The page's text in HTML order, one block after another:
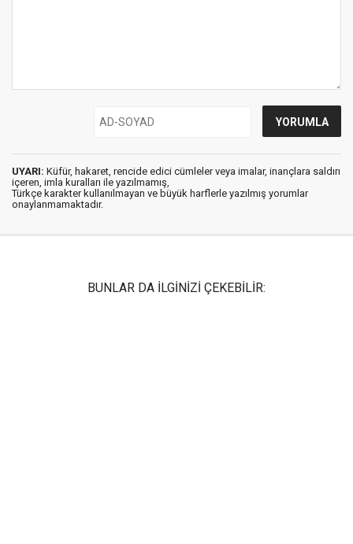
UYARI: Küfür, hakaret, rencide edici cümleler veya imalar, inançlara saldırı
içeren, imla kuralları ile yazılmamış,
Türkçe karakter kullanılmayan ve büyük harflerle yazılmış yorumlar
onaylanmamaktadır.
BUNLAR DA İLGİNİZİ ÇEKEBİLİR: